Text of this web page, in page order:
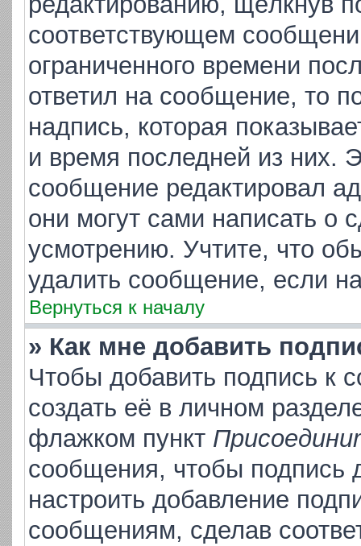
соответствующем
ограниченного времени
ответил на сообщение, то
надпись, которая
и время последней из них.
сообщение редактировал
они могут сами написать о
усмотрению. Учтите, что
удалить сообщение, если
Вернуться к началу
» Как мне добавить
Чтобы добавить подпись к
создать её в личном
флажком пункт
сообщения, чтобы подпись
настроить добавление
сообщениям, сделав